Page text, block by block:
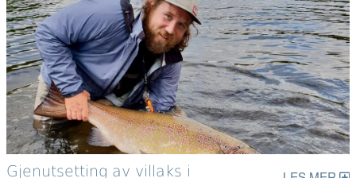
Gjenutsetting av villaks i